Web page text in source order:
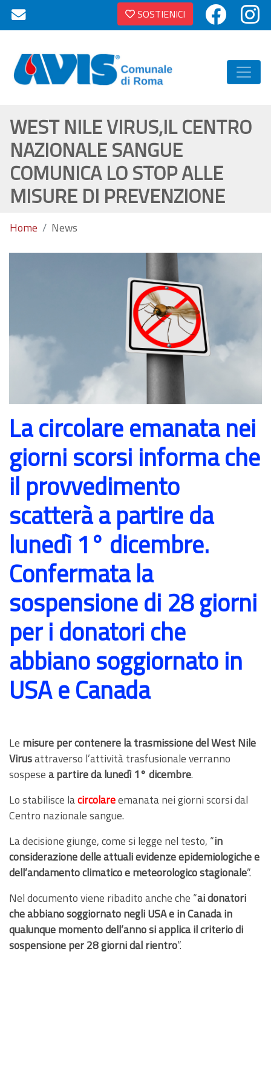
SOSTIENICI
WEST NILE VIRUS,IL CENTRO
NAZIONALE SANGUE
COMUNICA LO STOP ALLE
MISURE DI PREVENZIONE
Home News
La circolare emanata nei
giorni scorsi informa che
il provvedimento
scatterà a partire da
lunedì 1° dicembre.
Confermata la
sospensione di 28 giorni
per i donatori che
abbiano soggiornato in
USA e Canada
Le misure per contenere la trasmissione del West Nile
Virusattraverso l’attività trasfusionale verranno
sospesea partire da lunedì 1° dicembre.
Lo stabilisce lacircolareemanata nei giorni scorsi dal
Centro nazionale sangue.
La decisione giunge, come si legge nel testo, “in
considerazione delle attuali evidenze epidemiologiche e
dell’andamento climatico e meteorologico stagionale”.
Nel documento viene ribadito anche che “ai donatori
che abbiano soggiornato negli USA e in Canada in
qualunque momento dell’anno si applica il criterio di
sospensione per 28 giorni dal rientro”.